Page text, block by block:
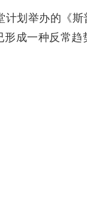
划举办的《斯
成一种反常